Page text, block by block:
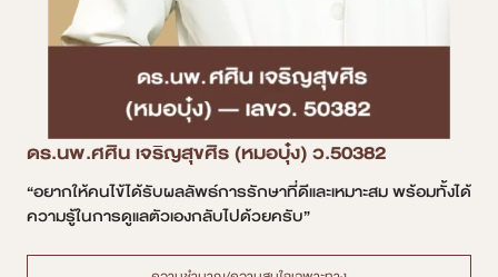
ดร.นพ.ศศิน เจริญสุขศิร (หมอบุ๋ง) ว.50382
“อยากให้คนไข้ได้รับผลลัพธ์การรักษาที่ดีและเหมาะสม พร้อมทั้งได้
ความรู้ในการดูแลตัวเองกลับไปด้วยครับ”